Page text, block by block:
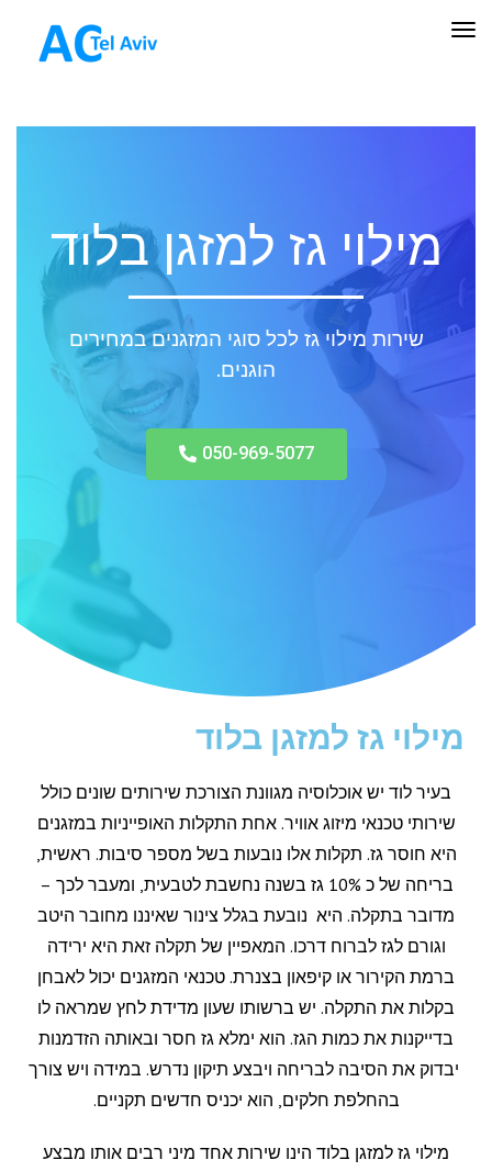
תפריט
מילוי גז למזגן בלוד
שירות מילוי גז לכל סוגי המזגנים במחירים
הוגנים.
050-969-5077
מילוי גז למזגן בלוד
בעיר לוד יש אוכלוסיה מגוונת הצורכת שירותים שונים כולל
שירותי טכנאי מיזוג אוויר. אחת התקלות האופייניות במזגנים
היא חוסר גז. תקלות אלו נובעות בשל מספר סיבות. ראשית,
בריחה של כ 10% גז בשנה נחשבת לטבעית, ומעבר לכך –
מדובר בתקלה. היא נובעת בגלל צינור שאיננו מחובר היטב
וגורם לגז לברוח דרכו. המאפיין של תקלה זאת היא ירידה
ברמת הקירור או קיפאון בצנרת. טכנאי המזגנים יכול לאבחן
בקלות את התקלה. יש ברשותו שעון מדידת לחץ שמראה לו
בדייקנות את כמות הגז. הוא ימלא גז חסר ובאותה הזדמנות
יבדוק את הסיבה לבריחה ויבצע תיקון נדרש. במידה ויש צורך
בהחלפת חלקים, הוא יכניס חדשים תקניים.
מילוי גז למזגן בלוד הינו שירות אחד מיני רבים אותו מבצע